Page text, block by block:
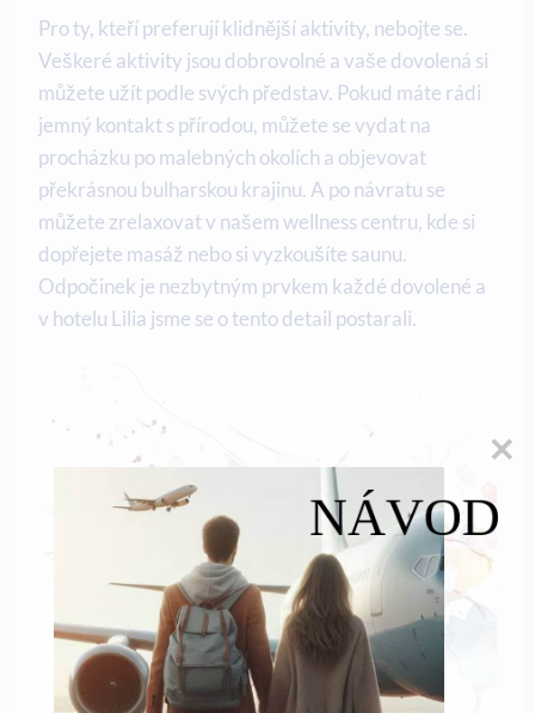
Pro ty, kteří preferují klidnější aktivity, nebojte se.
Veškeré aktivity jsou dobrovolné a vaše dovolená si
můžete užít podle svých představ. Pokud máte rádi
jemný kontakt s přírodou, můžete se vydat na
procházku po malebných okolích a objevovat
překrásnou bulharskou krajinu. A po návratu se
můžete zrelaxovat v našem wellness centru, kde si
dopřejete masáž nebo si vyzkoušíte saunu.
Odpočinek je nezbytným prvkem každé dovolené a
v hotelu Lilia jsme se o tento detail postarali.
NÁVOD